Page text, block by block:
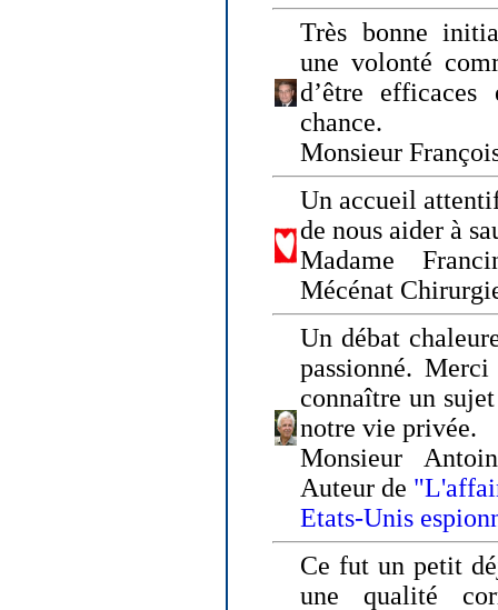
Très bonne
une volonté
d’être
chance.
Monsieur
Un accueil
de nous aider à
Madame
Mécénat
Un débat
passionné.
connaître un
notre vie privée.
Monsieur
Auteur de
Etats-Unis
Ce fut un petit
une qualité